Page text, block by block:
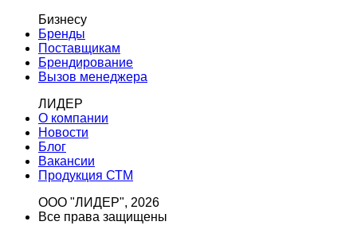
Бизнесу
Бренды
Поставщикам
Брендирование
Вызов менеджера
ЛИДЕР
О компании
Новости
Блог
Вакансии
Продукция СТМ
ООО "ЛИДЕР", 2026
Все права защищены